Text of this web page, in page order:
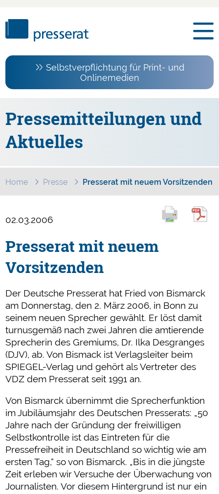
Selbstverpflichtung für Print- und
Onlinemedien
Pressemitteilungen und
Aktuelles
Home Presse Presserat mit neuem Vorsitzenden
02.03.2006
Presserat mit neuem
Vorsitzenden
Der Deutsche Presserat hat Fried von Bismarck
am Donnerstag, den 2. März 2006, in Bonn zu
seinem neuen Sprecher gewählt. Er löst damit
turnusgemäß nach zwei Jahren die amtierende
Sprecherin des Gremiums, Dr. Ilka Desgranges
(DJV), ab. Von Bismack ist Verlagsleiter beim
SPIEGEL-Verlag und gehört als Vertreter des
VDZ dem Presserat seit 1991 an.
Von Bismarck übernimmt die Sprecherfunktion
im Jubiläumsjahr des Deutschen Presserats: „50
Jahre nach der Gründung der freiwilligen
Selbstkontrolle ist das Eintreten für die
Pressefreiheit in Deutschland so wichtig wie am
ersten Tag,“ so von Bismarck. „Bis in die jüngste
Zeit erleben wir Versuche der Überwachung von
Journalisten. Vor diesem Hintergrund ist nur ein